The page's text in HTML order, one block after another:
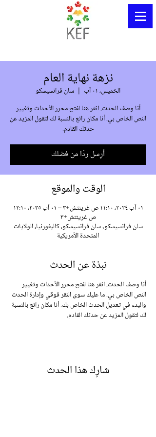
نزهة نهاية العام
الخميس، ٠١ آب
  |
سان فرانسيسكو
أنا وصف الحدث. انقر هنا لفتح محرر الأحداث وتغيير
النص الخاص بي. أنا مكان رائع بالنسبة لك لتقول المزيد عن
حدثك القادم.
أرِسل ردًا من فضلك
الوقت والموقع
٠١ آب ٢٠٢٤، ١١:١٠ ص غرينتش+٣ – ٠١ آب ٢٠٣٥، ١٢:١٠
ص غرينتش+٣
سان فرانسيسكو, سان فرانسيسكو، كاليفورنيا، الولايات
المتحدة الأمريكية
نبذة عن الحدث
أنا وصف الحدث. انقر هنا لفتح محرر الأحداث وتغيير
النص الخاص بي. ما عليك سوى النقر فوقي وإدارة الحدث
والبدء في تعديل الحدث الخاص بك. أنا مكان رائع بالنسبة
لك لتقول المزيد عن حدثك القادم.
شارِك هذا الحدث